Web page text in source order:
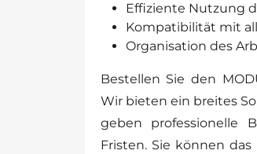
Effiziente Nutzung
Kompatibilität mit
Organisation des
Bestellen Sie den
Wir bieten ein breites
geben professionelle
Fristen. Sie können